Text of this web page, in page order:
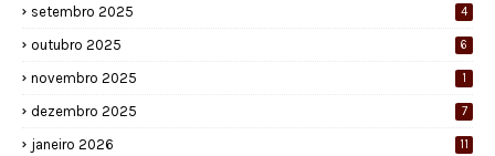
setembro 2025 4
outubro 2025 6
novembro 2025 1
dezembro 2025 7
janeiro 2026 11